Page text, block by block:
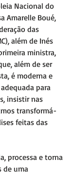
Nacional do
Amarelle Boué,
das
além de Inés
ministra,
além de ser
é moderna e
para
insistir nas
transformá-
feitas das
processa e torna
de uma